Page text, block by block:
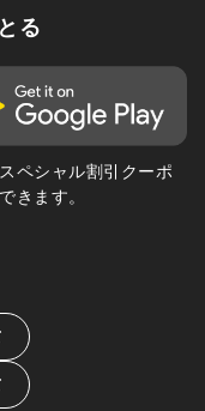
る
ペシャル割引クーポ
きます。